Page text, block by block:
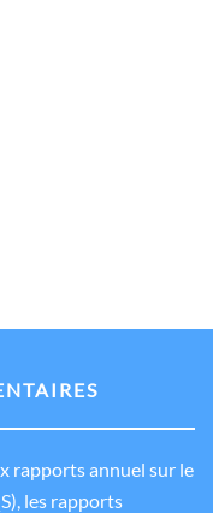
rapports annuel sur le
les rapports